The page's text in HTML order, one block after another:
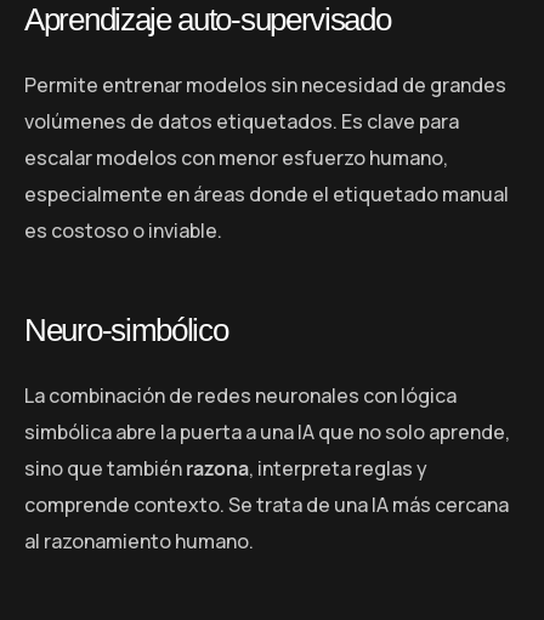
Aprendizaje auto-supervisado
Permite entrenar modelos sin necesidad de grandes
volúmenes de datos etiquetados. Es clave para
escalar modelos con menor esfuerzo humano,
especialmente en áreas donde el etiquetado manual
es costoso o inviable.
Neuro-simbólico
La combinación de redes neuronales con lógica
simbólica abre la puerta a una IA que no solo aprende,
sino que tambiénrazona, interpreta reglas y
comprende contexto. Se trata de una IA más cercana
al razonamiento humano.